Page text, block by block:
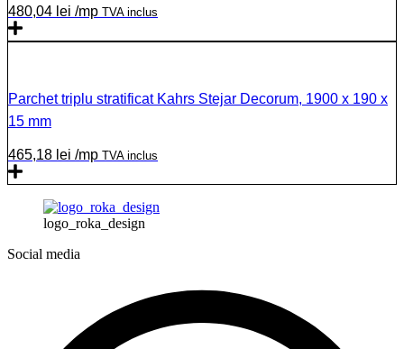
480,04 lei /mp TVA inclus
Parchet triplu stratificat Kahrs Stejar Decorum, 1900 x 190 x
15 mm
465,18 lei /mp TVA inclus
logo_roka_design
Social media